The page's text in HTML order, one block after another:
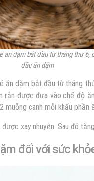
dặm bắt đầu từ tháng thứ 6,
đầu ăn dặm
ăn dặm bắt đầu từ tháng
rắn được đưa vào chế độ
muỗng canh mỗi khẩu phần
xay nhuyễn. Sau đó
đối với sức